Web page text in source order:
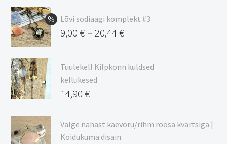
Lõvi sodiaagi komplekt #3
9,00 € – 20,44 €
9,00 €
kuni
20,44 €
Tuulekell Kilpkonn kuldsed
kellukesed
14,90 €
Valge nahast käevõru/rihm roosa kvartsiga |
Koidukuma disain